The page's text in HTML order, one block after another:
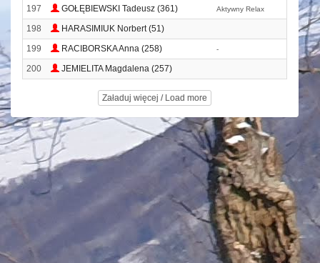
197
GOŁĘBIEWSKI Tadeusz (361) Aktywny Relax
198
HARASIMIUK Norbert (51)
199
RACIBORSKA Anna (258) -
200 JEMIELITA Magdalena (257)